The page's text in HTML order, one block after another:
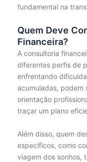
fundamental na
Quem Deve
Financeira?
A consultoria
diferentes perfis de
enfrentando
acumuladas, podem
orientação
traçar um plano
Além disso, quem
específicos, como
viagem dos sonhos,